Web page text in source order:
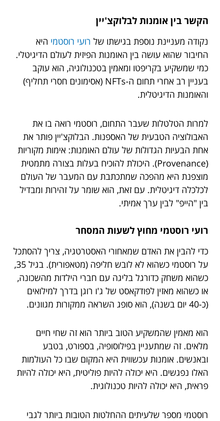
הקשר בין אומנות לבלוקצ'יין
נקודה מעניינת נוספת בגישתו של רועי רוסטמי היא
החיבור שהוא עושה בין האומנות הפיזית לעולם הדיגיטלי.
כמי שמשקיע בקריפטו ומאמין בטכנולוגיה, הוא עוקב
בעניין רב אחרי תחום ה-NFTs (אסימונים חסרי תחליף)
והאומנות הדיגיטלית.
למרות הטלטלות שעבר התחום, רוסטמי רואה בו את
האבולוציה הטבעית של האספנות. הבלוקצ'יין פותר את
אחת הבעיות הגדולות של עולם האומנות: אימות מקוריות
(Provenance). היכולת להוכיח בעלות בצורה מתמטית
מוצפנת היא מהפכה שמתכתבת עם המעבר של העולם
לכלכלה דיגיטלית. עם זאת, הוא שומר על זהירות ומבדיל
בין "הייפ" לבין ערך אמיתי.
רועי רוסטמי מחוץ לשעות המסחר
כדי להבין את האדם שמאחורי האסטרטגיה, צריך להסתכל
על רוסטמי כשהוא לא לובש חליפה (מטאפורית). בגיל 35,
כשהוא משחק כדורגל בליגה עם חברי הילדות מהשכונה,
או כשהוא מאזין לפודקאסט של ג'ו רוגן בדרך למילואים
(כ-40 יום בשנה), הוא סופג השראה ממקורות מגוונים.
הוא מאמין שהמשקיע הטוב ביותר הוא זה שחי חיים
מלאים. זה שמתעניין בפילוסופיה, בספורט, בטבע
ובאנשים. אומנות עכשווית היא המקום שבו כל העולמות
האלו נפגשים. היא יכולה להיות פוליטית, היא יכולה להיות
פראית, היא יכולה להיות טכנולוגית.
רוסטמי מספר שלעיתים ההחלטות הטובות ביותר לגבי